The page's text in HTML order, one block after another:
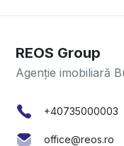
REOS Group
Agenție imobiliară
+40735000003
office@reos.ro